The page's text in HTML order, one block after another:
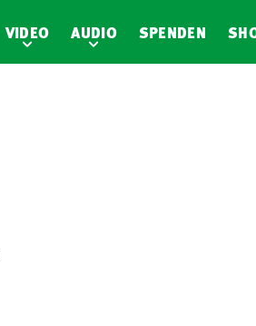
VIDEO AUDIO SPENDEN